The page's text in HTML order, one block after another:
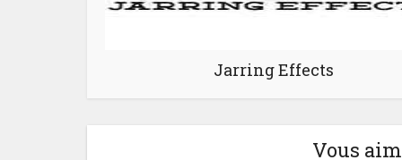
Jarring Effects
Vous